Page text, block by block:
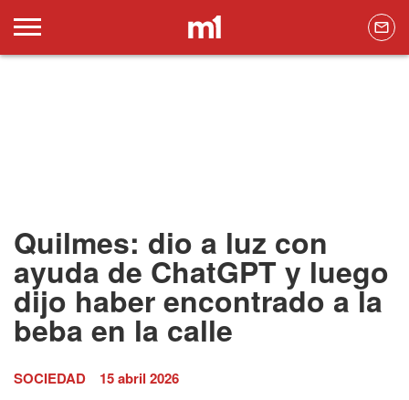
Quilmes: dio a luz con
ayuda de ChatGPT y luego
dijo haber encontrado a la
beba en la calle
SOCIEDAD 15 abril 2026